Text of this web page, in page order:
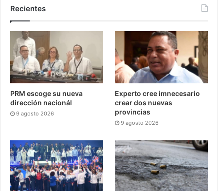
Recientes
PRM escoge su nueva
dirección nacionál
9 agosto 2026
Experto cree imnecesario
crear dos nuevas
provincias
9 agosto 2026